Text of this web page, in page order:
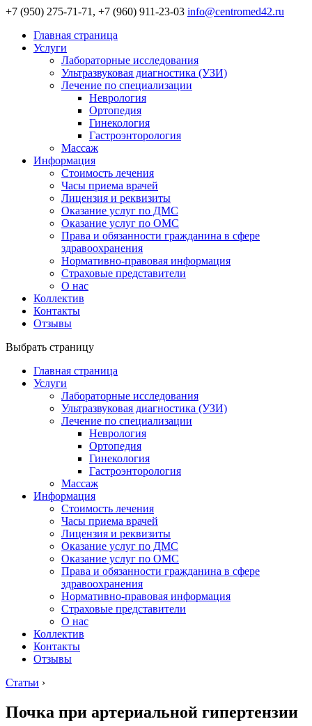
+7 (950) 275-71-71, +7 (960) 911-23-03 info@centromed42.ru
Главная страница
Услуги
Лабораторные исследования
Ультразвуковая диагностика (УЗИ)
Лечение по специализации
Неврология
Ортопедия
Гинекология
Гастроэнторология
Массаж
Информация
Стоимость лечения
Часы приема врачей
Лицензия и реквизиты
Оказание услуг по ДМС
Оказание услуг по ОМС
Права и обязанности гражданина в сфере
здравоохранения
Нормативно-правовая информация
Страховые представители
О нас
Коллектив
Контакты
Отзывы
Выбрать страницу
Главная страница
Услуги
Лабораторные исследования
Ультразвуковая диагностика (УЗИ)
Лечение по специализации
Неврология
Ортопедия
Гинекология
Гастроэнторология
Массаж
Информация
Стоимость лечения
Часы приема врачей
Лицензия и реквизиты
Оказание услуг по ДМС
Оказание услуг по ОМС
Права и обязанности гражданина в сфере
здравоохранения
Нормативно-правовая информация
Страховые представители
О нас
Коллектив
Контакты
Отзывы
Статьи ›
Почка при артериальной гипертензии